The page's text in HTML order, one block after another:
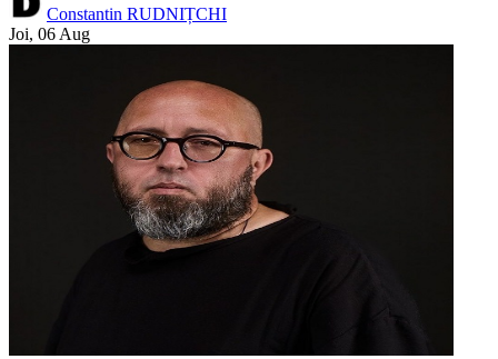
Constantin RUDNIȚCHI
Joi, 06 Aug